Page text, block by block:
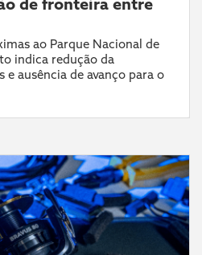
ao Parque Nacional de
indica redução da
e ausência de avanço para o